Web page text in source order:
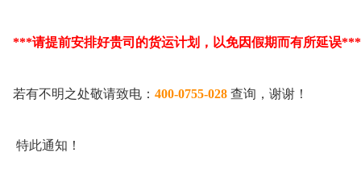
***请提前安排好贵司的货运计划，以免因假期而有所延误***
若有不明之处敬请致电： 400-0755-028 查询，谢谢！
特此通知！